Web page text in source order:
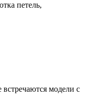
петель,
встречаются модели с